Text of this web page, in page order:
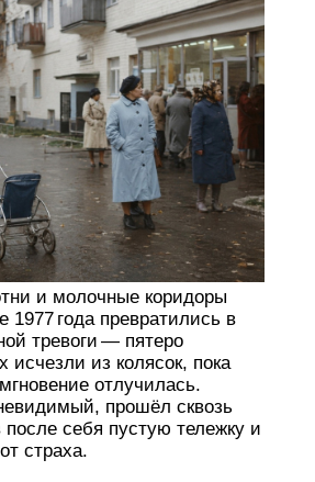
и молочные коридоры
1977 года превратились в
тревоги — пятеро
исчезли из колясок, пока
отлучилась.
прошёл сквозь
после себя пустую тележку и
страха.